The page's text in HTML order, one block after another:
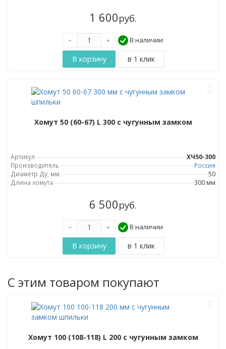
1 600руб.
В наличии
Хомут 50 (60-67) L 300 с чугунным замком
Артикул
ХЧ50-300
Производитель
Россия
Диаметр Ду, мм
50
Длина хомута
300 мм
6 500руб.
В наличии
C этим товаром покупают
Хомут 100 (108-118) L 200 с чугунным замком